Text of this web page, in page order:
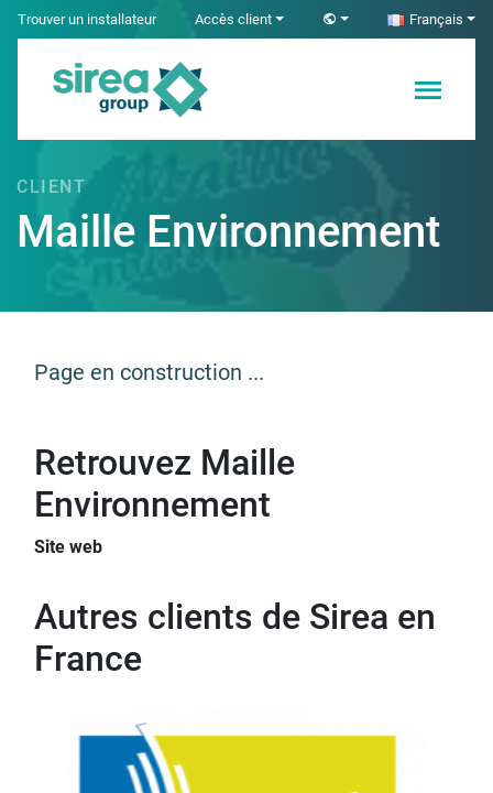
SkipTrouver un installateur Accès client Français
Solutions en
Électricité et
CLIENT
Maille Environnement
Page en construction ...
Retrouvez Maille
Environnement
Site web
Autres clients de Sirea en
France